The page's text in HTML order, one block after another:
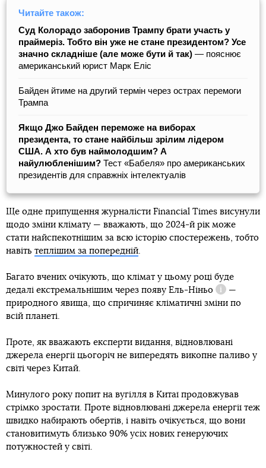
Читайте також:
Суд Колорадо заборонив Трампу брати участь у
праймеріз. Тобто він уже не стане президентом? Усе
значно складніше (але може бути й так) — пояснює
американський юрист Марк Еліс
Байден йтиме на другий термін через острах перемоги
Трампа
Якщо Джо Байден переможе на виборах
президента, то стане найбільш зрілим лідером
США. А хто був наймолодшим? А
найулюбленішим? Тест «Бабеля» про американських
президентів для справжніх інтелектуалів
Ще одне припущення журналісти Financial Times висунули
щодо зміни клімату — вважають, що 2024-й рік може
стати найспекотнішим за всю історію спостережень, тобто
навіть теплішим за попередній.
Багато вчених очікують, що клімат у цьому році буде
дедалі екстремальнішим через появу Ель-Ніньо
Довідка
—
природного явища, що спричиняє кліматичні зміни по
всій планеті.
Проте, як вважають експерти видання, відновлювані
джерела енергії цьогоріч не випередять викопне паливо у
світі через Китай.
Минулого року попит на вугілля в Китаї продовжував
стрімко зростати. Проте відновлювані джерела енергії теж
швидко набирають обертів, і навіть очікується, що вони
становитимуть близько 90% усіх нових генеруючих
потужностей у світі.